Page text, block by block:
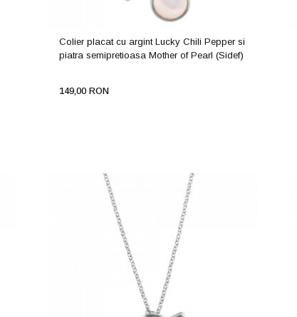
Colier placat cu argint Lucky Chili Pepper si
piatra semipretioasa Mother of Pearl (Sidef)
149,00 RON